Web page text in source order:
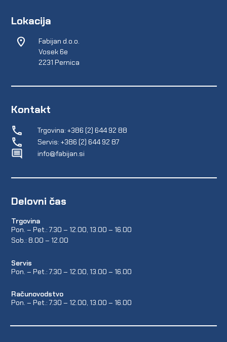
Lokacija
Fabijan d.o.o.
Vosek 6e
2231 Pernica
Kontakt
Trgovina: +386 (2) 644 92 88
Servis: +386 (2) 644 92 87
info@fabijan.si
Delovni čas
Trgovina
Pon. – Pet.: 7.30 – 12.00, 13.00 – 16.00
Sob.: 8.00 – 12.00
Servis
Pon. – Pet.: 7.30 – 12.00, 13.00 – 16.00
Računovodstvo
Pon. – Pet.: 7.30 – 12.00, 13.00 – 16.00